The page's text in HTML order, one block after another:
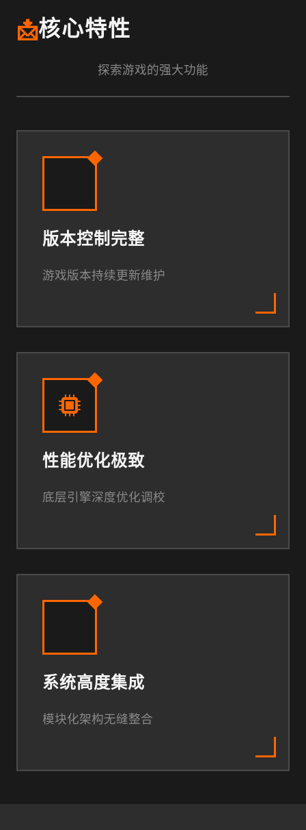
📩核心特性
探索游戏的强大功能
版本控制完整
游戏版本持续更新维护
性能优化极致
底层引擎深度优化调校
系统高度集成
模块化架构无缝整合